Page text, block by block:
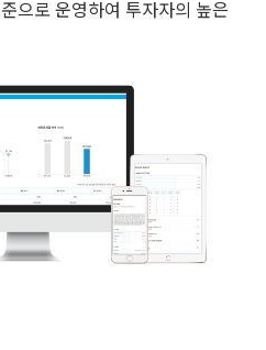
으로 운영하여 투자자의 높은